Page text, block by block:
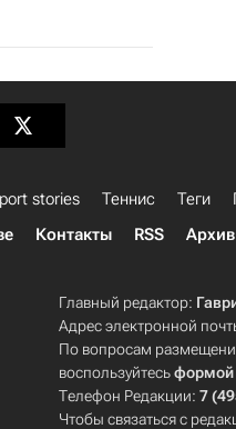
stories Теннис Теги
Контакты RSS Архив
Главный редактор:
Адрес электронной
По вопросам
воспользуйтесьформой
Телефон Редакции:7
Чтобы связаться с